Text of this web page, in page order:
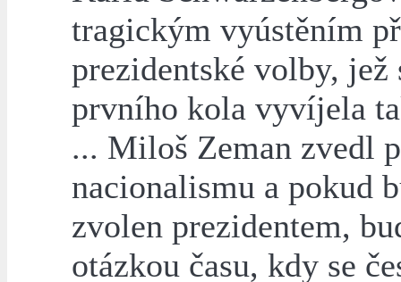
tragickým vyústěním
prezidentské volby, jež
prvního kola vyvíjela
... Miloš Zeman zvedl
nacionalismu a pokud
zvolen prezidentem,
otázkou času, kdy se